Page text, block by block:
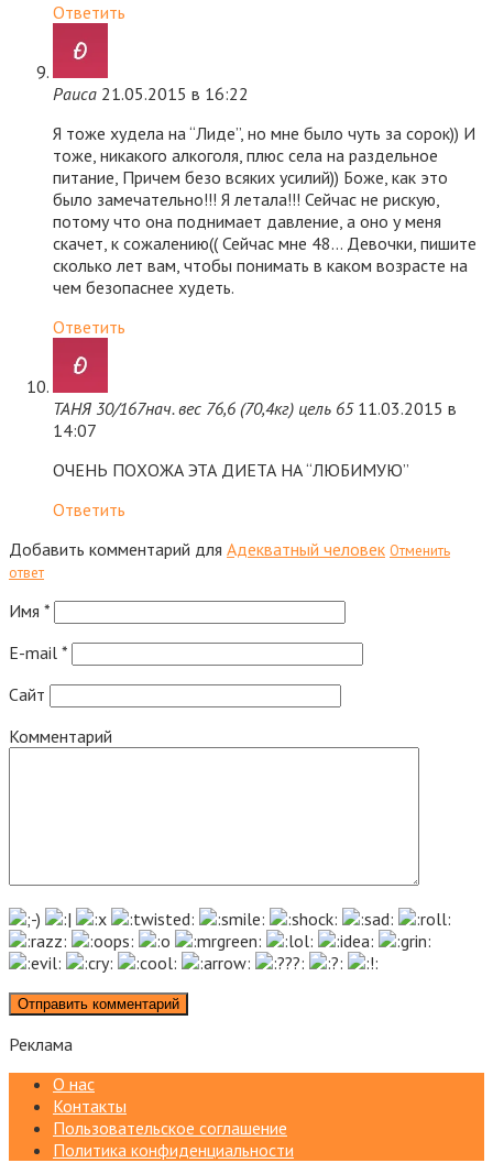
Ответить
Раиса 21.05.2015 в 16:22
Я тоже худела на “Лиде”, но мне было чуть за сорок)) И
тоже, никакого алкоголя, плюс села на раздельное
питание, Причем безо всяких усилий)) Боже, как это
было замечательно!!! Я летала!!! Сейчас не рискую,
потому что она поднимает давление, а оно у меня
скачет, к сожалению(( Сейчас мне 48… Девочки, пишите
сколько лет вам, чтобы понимать в каком возрасте на
чем безопаснее худеть.
Ответить
ТАНЯ 30/167нач. вес 76,6 (70,4кг) цель 65 11.03.2015 в
14:07
ОЧЕНЬ ПОХОЖА ЭТА ДИЕТА НА “ЛЮБИМУЮ”
Ответить
Добавить комментарий для Адекватный человек Отменить
ответ
Имя *
E-mail *
Сайт
Комментарий
Реклама
О нас
Контакты
Пользовательское соглашение
Политика конфиденциальности